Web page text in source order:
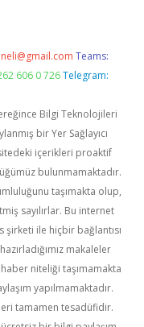
Teams:
606 0 726 Telegram:
Bilgi Teknolojileri
bir Yer Sağlayıcı
içerikleri proaktif
bulunmamaktadır.
taşımakta olup,
sayılırlar. Bu internet
şirketi ile hiçbir bağlantısı
makaleler
niteliği taşımamakta
yapılmamaktadır.
tamamen tesadüfidir.